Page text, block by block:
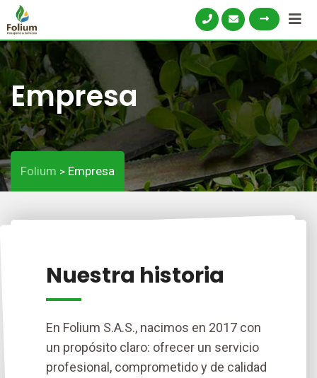
Empresa
Folium > Empresa
Nuestra historia
En Folium S.A.S., nacimos en 2017 con
un propósito claro: ofrecer un servicio
profesional, comprometido y de calidad